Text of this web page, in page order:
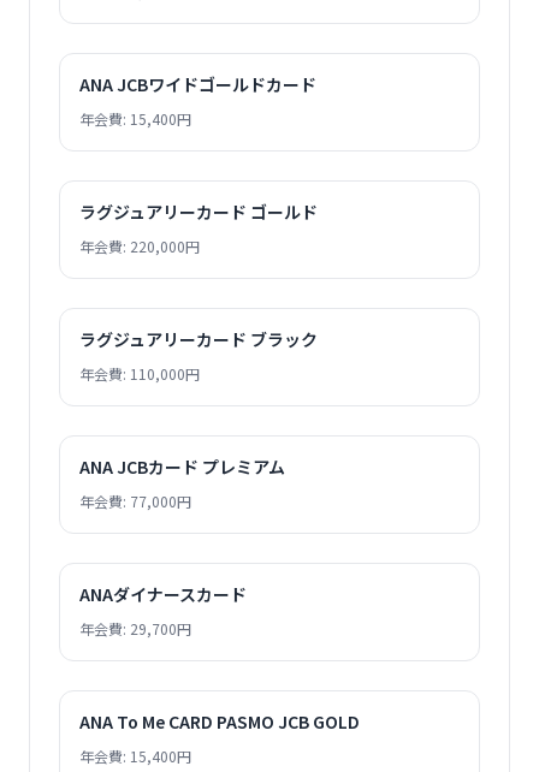
ANA JCBワイドゴールドカード
年会費: 15,400円
ラグジュアリーカード ゴールド
年会費: 220,000円
ラグジュアリーカード ブラック
年会費: 110,000円
ANA JCBカード プレミアム
年会費: 77,000円
ANAダイナースカード
年会費: 29,700円
ANA To Me CARD PASMO JCB GOLD
年会費: 15,400円